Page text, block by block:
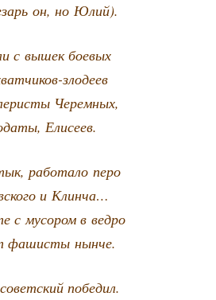
он, но Юлий).
с вышек боевых
злодеев
Черемных,
Елисеев.
рабо­та­ло перо
и Клинча…
с мусо­ром в ведро
фаши­сты нынче.
победил.